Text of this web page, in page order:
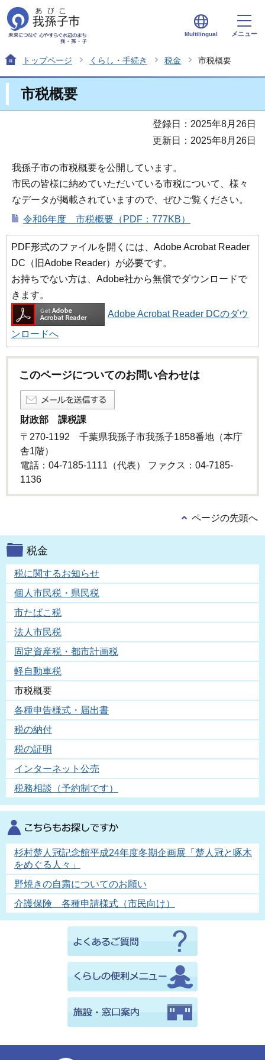
Multilingual メニュー
トップページ くらし・手続き 税金 市税概要
市税概要
登録日：2025年8月26日
更新日：2025年8月26日
我孫子市の市税概要を公開しています。
市民の皆様に納めていただいている市税について、様々
なデータが掲載されていますので、ぜひご覧ください。
令和6年度 市税概要（PDF：777KB）
PDF形式のファイルを開くには、Adobe Acrobat Reader
DC（旧Adobe Reader）が必要です。
お持ちでない方は、Adobe社から無償でダウンロードで
きます。
Adobe Acrobat Reader DCのダウ
ンロードへ
このページについてのお問い合わせは
財政部 課税課
〒270-1192 千葉県我孫子市我孫子1858番地（本庁
舎1階）
電話：04-7185-1111（代表） ファクス：04-7185-
1136
ページの先頭へ
税金
税に関するお知らせ
個人市民税・県民税
市たばこ税
法人市民税
固定資産税・都市計画税
軽自動車税
市税概要
各種申告様式・届出書
税の納付
税の証明
インターネット公売
税務相談（予約制です）
杉村楚人冠記念館平成24年度冬期企画展「楚人冠と啄木
をめぐる人々」
野焼きの自粛についてのお願い
介護保険 各種申請様式（市民向け）